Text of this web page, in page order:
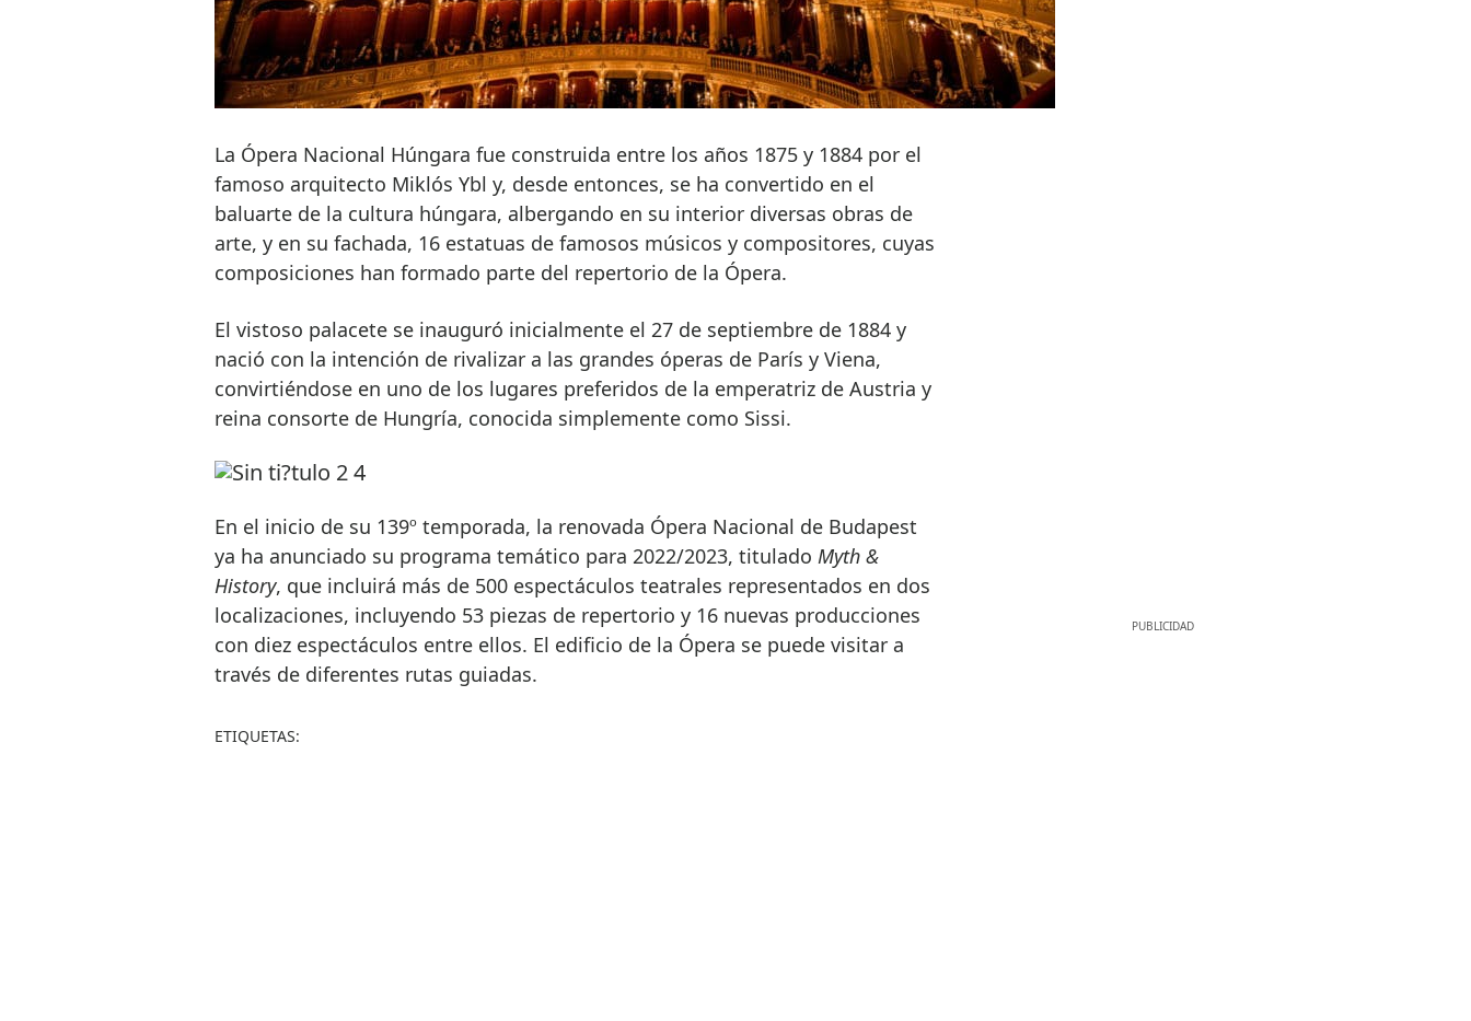
La Ópera Nacional Húngara fue construida entre los años 1875 y 1884 por el
famoso arquitecto Miklós Ybl y, desde entonces, se ha convertido en el
baluarte de la cultura húngara, albergando en su interior diversas obras de
arte, y en su fachada, 16 estatuas de famosos músicos y compositores, cuyas
composiciones han formado parte del repertorio de la Ópera.
El vistoso palacete se inauguró inicialmente el 27 de septiembre de 1884 y
nació con la intención de rivalizar a las grandes óperas de París y Viena,
convirtiéndose en uno de los lugares preferidos de la emperatriz de Austria y
reina consorte de Hungría, conocida simplemente como Sissi.
En el inicio de su 139º temporada, la renovada Ópera Nacional de Budapest
ya ha anunciado su programa temático para 2022/2023, titulado Myth &
History, que incluirá más de 500 espectáculos teatrales representados en dos
localizaciones, incluyendo 53 piezas de repertorio y 16 nuevas producciones
con diez espectáculos entre ellos. El edificio de la Ópera se puede visitar a
través de diferentes rutas guiadas.
ETIQUETAS: